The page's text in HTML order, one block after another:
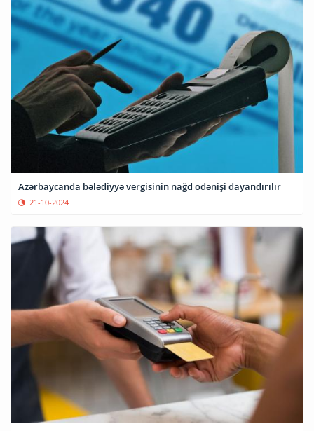
Azərbaycanda bələdiyyə vergisinin nağd ödənişi dayandırılır
21-10-2024